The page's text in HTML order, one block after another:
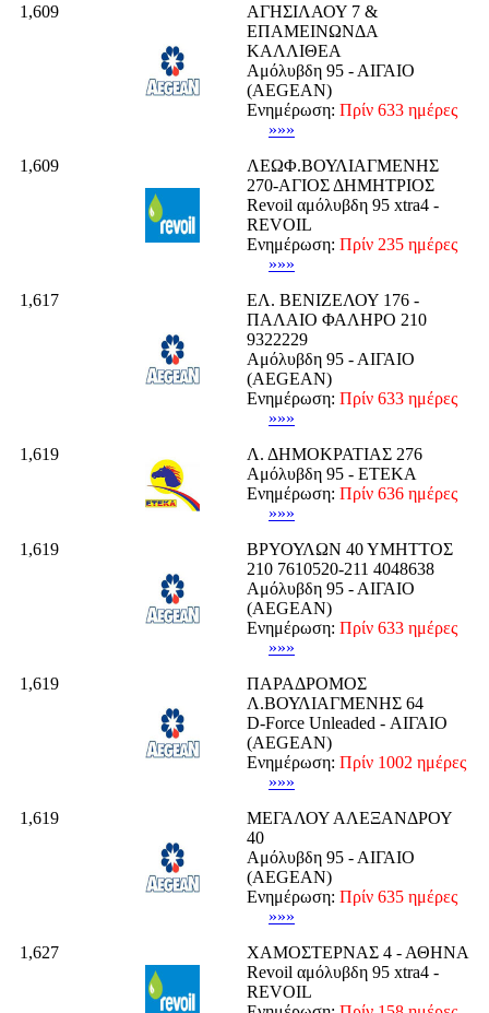
1,609
ΑΓΗΣΙΛΑΟΥ 7 &
ΕΠΑΜΕΙΝΩΝΔΑ
ΚΑΛΛΙΘΕΑ
Αμόλυβδη 95 - ΑΙΓΑΙΟ
(AEGEAN)
Ενημέρωση: Πρίν 633 ημέρες
»»»
1,609
ΛΕΩΦ.ΒΟΥΛΙΑΓΜΕΝΗΣ
270-ΑΓΙΟΣ ΔΗΜΗΤΡΙΟΣ
Revoil αμόλυβδη 95 xtra4 -
REVOIL
Ενημέρωση: Πρίν 235 ημέρες
»»»
1,617
ΕΛ. ΒΕΝΙΖΕΛΟΥ 176 -
ΠΑΛΑΙΟ ΦΑΛΗΡΟ 210
9322229
Αμόλυβδη 95 - ΑΙΓΑΙΟ
(AEGEAN)
Ενημέρωση: Πρίν 633 ημέρες
»»»
1,619
Λ. ΔΗΜΟΚΡΑΤΙΑΣ 276
Αμόλυβδη 95 - ΕΤΕΚΑ
Ενημέρωση: Πρίν 636 ημέρες
»»»
1,619
ΒΡΥΟΥΛΩΝ 40 ΥΜΗΤΤΟΣ
210 7610520-211 4048638
Αμόλυβδη 95 - ΑΙΓΑΙΟ
(AEGEAN)
Ενημέρωση: Πρίν 633 ημέρες
»»»
1,619
ΠΑΡΑΔΡΟΜΟΣ
Λ.ΒΟΥΛΙΑΓΜΕΝΗΣ 64
D-Force Unleaded - ΑΙΓΑΙΟ
(AEGEAN)
Ενημέρωση: Πρίν 1002 ημέρες
»»»
1,619
ΜΕΓΑΛΟΥ ΑΛΕΞΑΝΔΡΟΥ
40
Αμόλυβδη 95 - ΑΙΓΑΙΟ
(AEGEAN)
Ενημέρωση: Πρίν 635 ημέρες
»»»
1,627
ΧΑΜΟΣΤΕΡΝΑΣ 4 - ΑΘΗΝΑ
Revoil αμόλυβδη 95 xtra4 -
REVOIL